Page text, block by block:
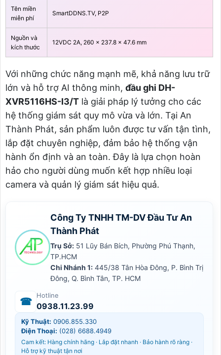
Tên miền
miễn phí
SmartDDNS.TV, P2P
Nguồn và
kích thước
12VDC 2A, 260 × 237.8 × 47.6 mm
Với những chức năng mạnh mẽ, khả năng lưu trữ
lớn và hỗ trợ AI thông minh, đầu ghi DH-
XVR5116HS-I3/T là giải pháp lý tưởng cho các
hệ thống giám sát quy mô vừa và lớn. Tại An
Thành Phát, sản phẩm luôn được tư vấn tận tình,
lắp đặt chuyên nghiệp, đảm bảo hệ thống vận
hành ổn định và an toàn. Đây là lựa chọn hoàn
hảo cho người dùng muốn kết hợp nhiều loại
camera và quản lý giám sát hiệu quả.
Công Ty TNHH TM-DV Đầu Tư An
Thành Phát
Trụ Sở: 51 Lũy Bán Bích, Phường Phú Thạnh,
TP.HCM
Chi Nhánh 1: 445/38 Tân Hòa Đông, P. Bình Trị
Đông, Q. Bình Tân, TP. HCM
☎
Hotline
0938.11.23.99
Kỹ Thuật: 0906.855.330
Điện Thoại: (028) 6688.4949
Cam kết: Hàng chính hãng · Lắp đặt nhanh · Bảo hành rõ ràng ·
Hỗ trợ kỹ thuật tận nơi